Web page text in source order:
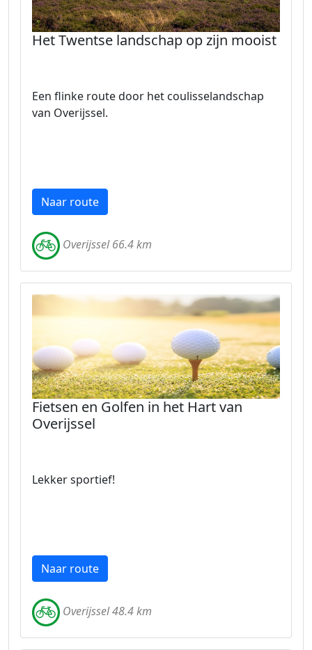
Het Twentse landschap op zijn mooist
Een flinke route door het coulisselandschap
van Overijssel.
Naar route
Overijssel 66.4 km
Fietsen en Golfen in het Hart van
Overijssel
Lekker sportief!
Naar route
Overijssel 48.4 km